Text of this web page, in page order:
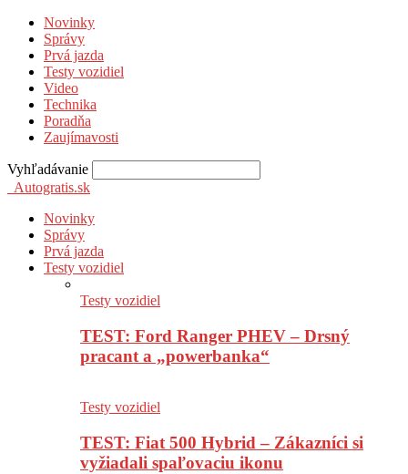
Novinky
Správy
Prvá jazda
Testy vozidiel
Video
Technika
Poradňa
Zaujímavosti
Vyhľadávanie
Autogratis.sk
Novinky
Správy
Prvá jazda
Testy vozidiel
Testy vozidiel
TEST: Ford Ranger PHEV – Drsný
pracant a „powerbanka“
Testy vozidiel
TEST: Fiat 500 Hybrid – Zákazníci si
vyžiadali spaľovaciu ikonu